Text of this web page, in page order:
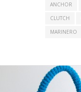
ANCHOR
CLUTCH
MARINERO